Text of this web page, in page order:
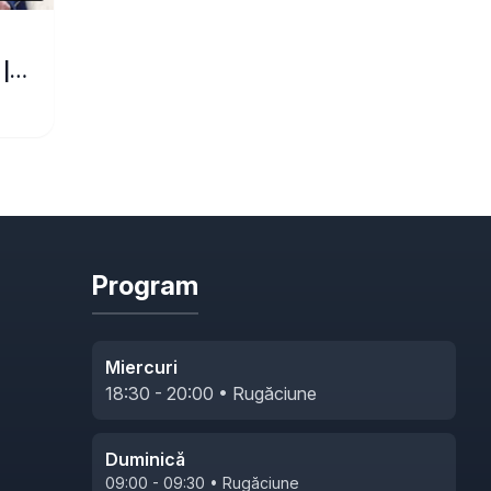
Program
Miercuri
18:30 - 20:00 • Rugăciune
Duminică
09:00 - 09:30 • Rugăciune